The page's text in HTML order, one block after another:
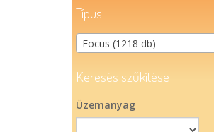
Típus
Focus (1218 db)
Keresés szűkítése
Üzemanyag